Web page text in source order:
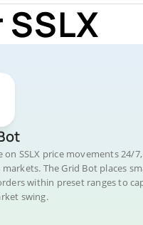
on SSLX price movements 24/
markets. The Grid Bot places
within preset ranges to
swing.